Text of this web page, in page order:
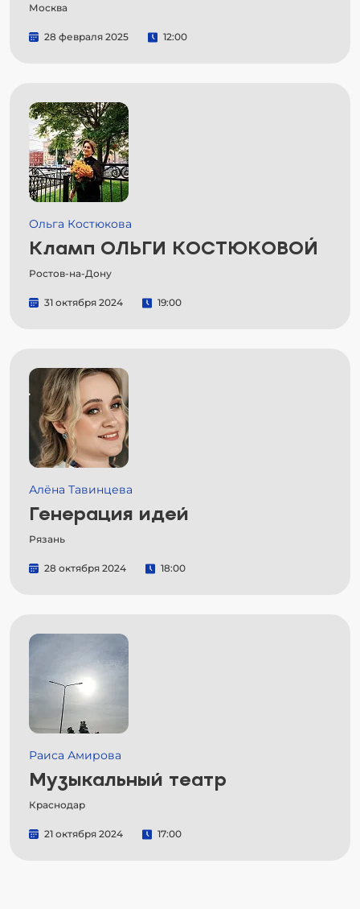
Москва
28 февраля 2025 12:00
Ольга Костюкова
Кламп ОЛЬГИ КОСТЮКОВОЙ
Ростов-на-Дону
31 октября 2024 19:00
Алёна Тавинцева
Генерация идей
Рязань
28 октября 2024 18:00
Раиса Амирова
Музыкальный театр
Краснодар
21 октября 2024 17:00